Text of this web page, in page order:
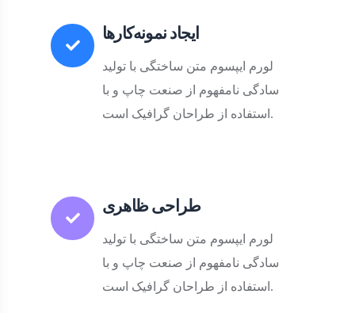
ایجاد نمونه‌کارها
لورم ایپسوم متن ساختگی با تولید
سادگی نامفهوم از صنعت چاپ و با
استفاده از طراحان گرافیک است.
طراحی ظاهری
لورم ایپسوم متن ساختگی با تولید
سادگی نامفهوم از صنعت چاپ و با
استفاده از طراحان گرافیک است.